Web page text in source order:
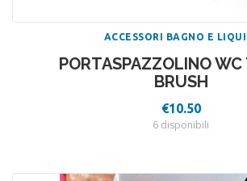
ACCESSORI BAGNO E
PORTASPAZZOLINO
BRUSH
€10.50
6 disponibili